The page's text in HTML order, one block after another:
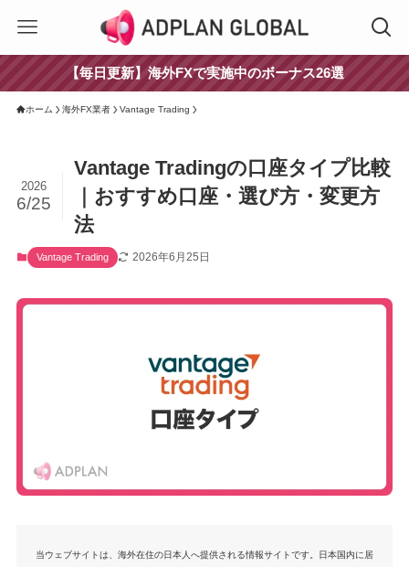
【毎日更新】海外FXで実施中のボーナス26選
ホーム 海外FX業者 Vantage Trading
Vantage Tradingの口座タイプ比較
｜おすすめ口座・選び方・変更方
法
2026
6/25
Vantage Trading 2026年6月25日
当ウェブサイトは、海外在住の日本人へ提供される情報サイトです。日本国内に居